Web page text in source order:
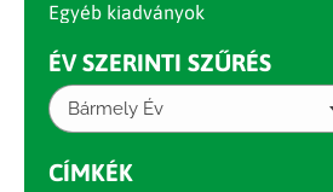
Egyéb kiadványok
ÉV SZERINTI SZŰRÉS
Bármely Év
CÍMKÉK